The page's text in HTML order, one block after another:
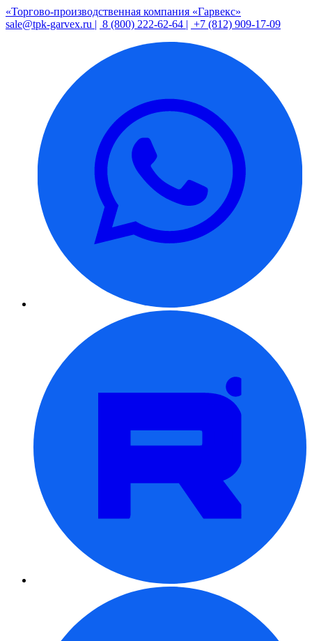
«Торгово-производственная компания «Гарвекс»
sale@tpk-garvex.ru | 8 (800) 222-62-64 | +7 (812) 909-17-09